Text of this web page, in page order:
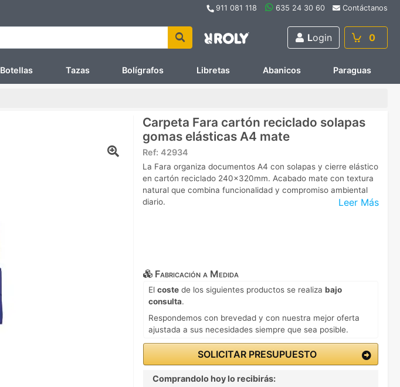
911 081 118 635 24 30 60 Contáctanos
Login 0
Botellas Tazas Bolígrafos Libretas Abanicos Paraguas
Carpeta Fara cartón reciclado solapas
gomas elásticas A4 mate
Ref: 42934
Leer Más
La Fara organiza documentos A4 con solapas y cierre elástico
en cartón reciclado 240x320mm. Acabado mate con textura
natural que combina funcionalidad y compromiso ambiental
diario.
Fabricación a Medida
El coste de los siguientes productos se realiza bajo
consulta.
Respondemos con brevedad y con nuestra mejor oferta
ajustada a sus necesidades siempre que sea posible.
SOLICITAR PRESUPUESTO
Comprandolo hoy lo recibirás: